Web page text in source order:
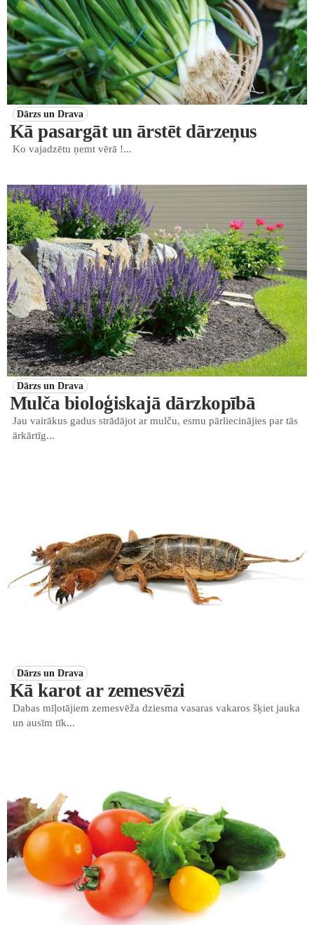
Dārzs un Drava
Kā pasargāt un ārstēt dārzeņus
Ko vajadzētu ņemt vērā !...
Dārzs un Drava
Mulča bioloģiskajā dārzkopībā
Jau vairākus gadus strādājot ar mulču, esmu pārliecinājies par tās
ārkārtīg...
Dārzs un Drava
Kā karot ar zemesvēzi
Dabas mīļotājiem zemesvēža dziesma vasaras vakaros šķiet jauka
un ausīm tīk...